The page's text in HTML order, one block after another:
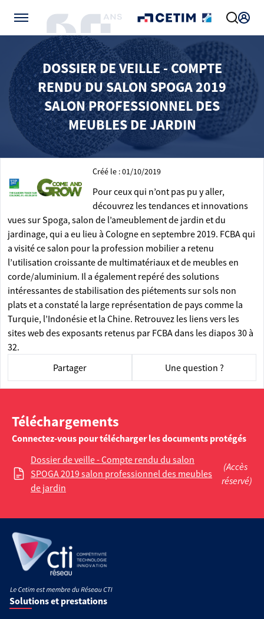
DOSSIER DE VEILLE - COMPTE
RENDU DU SALON SPOGA 2019
SALON PROFESSIONNEL DES
MEUBLES DE JARDIN
Créé le : 01/10/2019
Pour ceux qui n’ont pas pu y aller,
découvrez les tendances et innovations
vues sur Spoga, salon de l’ameublement de jardin et du
jardinage, qui a eu lieu à Cologne en septembre 2019. FCBA qui
a visité ce salon pour la profession mobilier a retenu
l’utilisation croissante de multimatériaux et de meubles en
corde/aluminium. Il a également repéré des solutions
intéressantes de stabilisation des piétements sur sols non
plats et a constaté la large représentation de pays comme la
Turquie, l’Indonésie et la Chine. Retrouvez les liens vers les
sites web des exposants retenus par FCBA dans les diapos 30 à
32.
Partager
Une question ?
Téléchargements
Connectez-vous pour télécharger les documents protégés
Dossier de veille - Compte rendu du salon
SPOGA 2019 salon professionnel des meubles
de jardin
(Accès
réservé)
Solutions et prestations